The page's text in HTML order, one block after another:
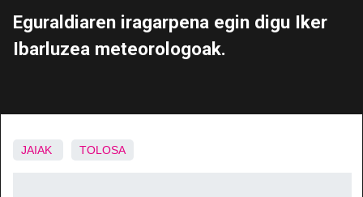
Eguraldiaren iragarpena egin digu Iker
Ibarluzea meteorologoak.
JAIAK TOLOSA